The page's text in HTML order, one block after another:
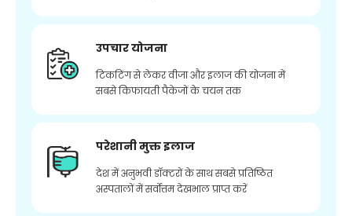
उपचार योजना
टिकटिंग से लेकर वीजा और इलाज की योजना में
सबसे किफायती पैकेजों के चयन तक
परेशानी मुक्त इलाज
देश में अनुभवी डॉक्टरों के साथ सबसे प्रतिष्ठित
अस्पतालों में सर्वोत्तम देखभाल प्राप्त करें